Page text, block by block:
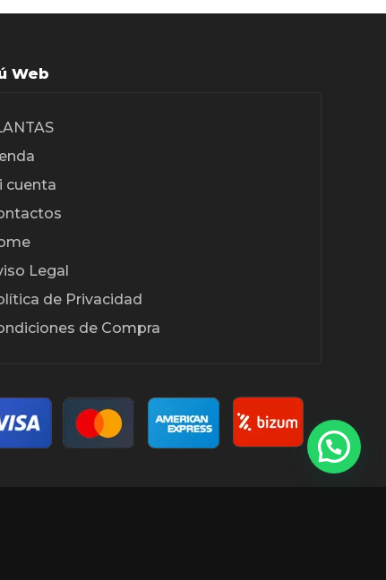
Web
cuenta
Legal
de Privacidad
de Compra